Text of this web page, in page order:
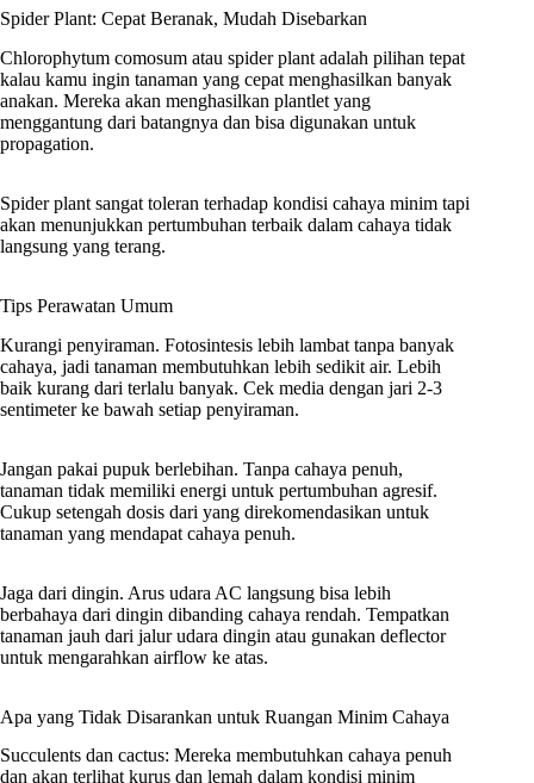
Spider Plant: Cepat Beranak, Mudah Disebarkan
Chlorophytum comosum atau spider plant adalah pilihan tepat
kalau kamu ingin tanaman yang cepat menghasilkan banyak
anakan. Mereka akan menghasilkan plantlet yang
menggantung dari batangnya dan bisa digunakan untuk
propagation.
Spider plant sangat toleran terhadap kondisi cahaya minim tapi
akan menunjukkan pertumbuhan terbaik dalam cahaya tidak
langsung yang terang.
Tips Perawatan Umum
Kurangi penyiraman. Fotosintesis lebih lambat tanpa banyak
cahaya, jadi tanaman membutuhkan lebih sedikit air. Lebih
baik kurang dari terlalu banyak. Cek media dengan jari 2-3
sentimeter ke bawah setiap penyiraman.
Jangan pakai pupuk berlebihan. Tanpa cahaya penuh,
tanaman tidak memiliki energi untuk pertumbuhan agresif.
Cukup setengah dosis dari yang direkomendasikan untuk
tanaman yang mendapat cahaya penuh.
Jaga dari dingin. Arus udara AC langsung bisa lebih
berbahaya dari dingin dibanding cahaya rendah. Tempatkan
tanaman jauh dari jalur udara dingin atau gunakan deflector
untuk mengarahkan airflow ke atas.
Apa yang Tidak Disarankan untuk Ruangan Minim Cahaya
Succulents dan cactus: Mereka membutuhkan cahaya penuh
dan akan terlihat kurus dan lemah dalam kondisi minim